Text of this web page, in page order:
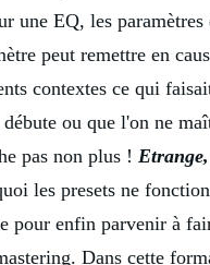
une EQ, les
peut remettre en
contextes ce qui
ou que l'on ne
pas non plus !
les presets ne
pour enfin parvenir à
Dans cette